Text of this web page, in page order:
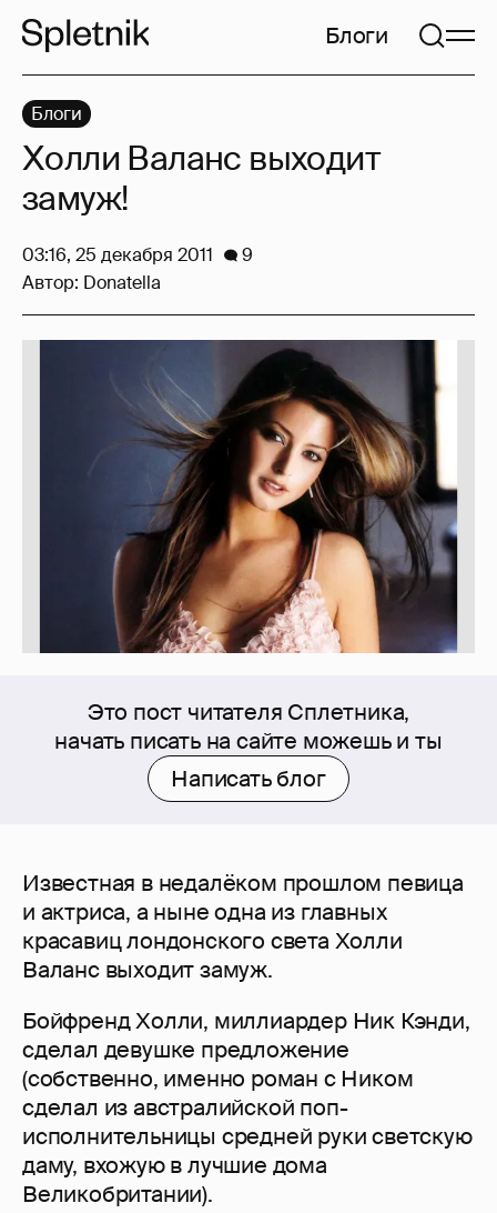
Блоги
Это пост читателя Сплетника,
начать писать на сайте можешь и ты
Написать блог
Известная в недалёком прошлом певица
и актриса, а ныне одна из главных
красавиц лондонского света Холли
Валанс выходит замуж.
Бойфренд Холли, миллиардер Ник Кэнди,
сделал девушке предложение
(собственно, именно роман с Ником
сделал из австралийской поп-
исполнительницы средней руки светскую
даму, вхожую в лучшие дома
Великобритании).
Блоги
Холли Валанс выходит
замуж!
03:16, 25 декабря 2011
9
Автор: Donatella